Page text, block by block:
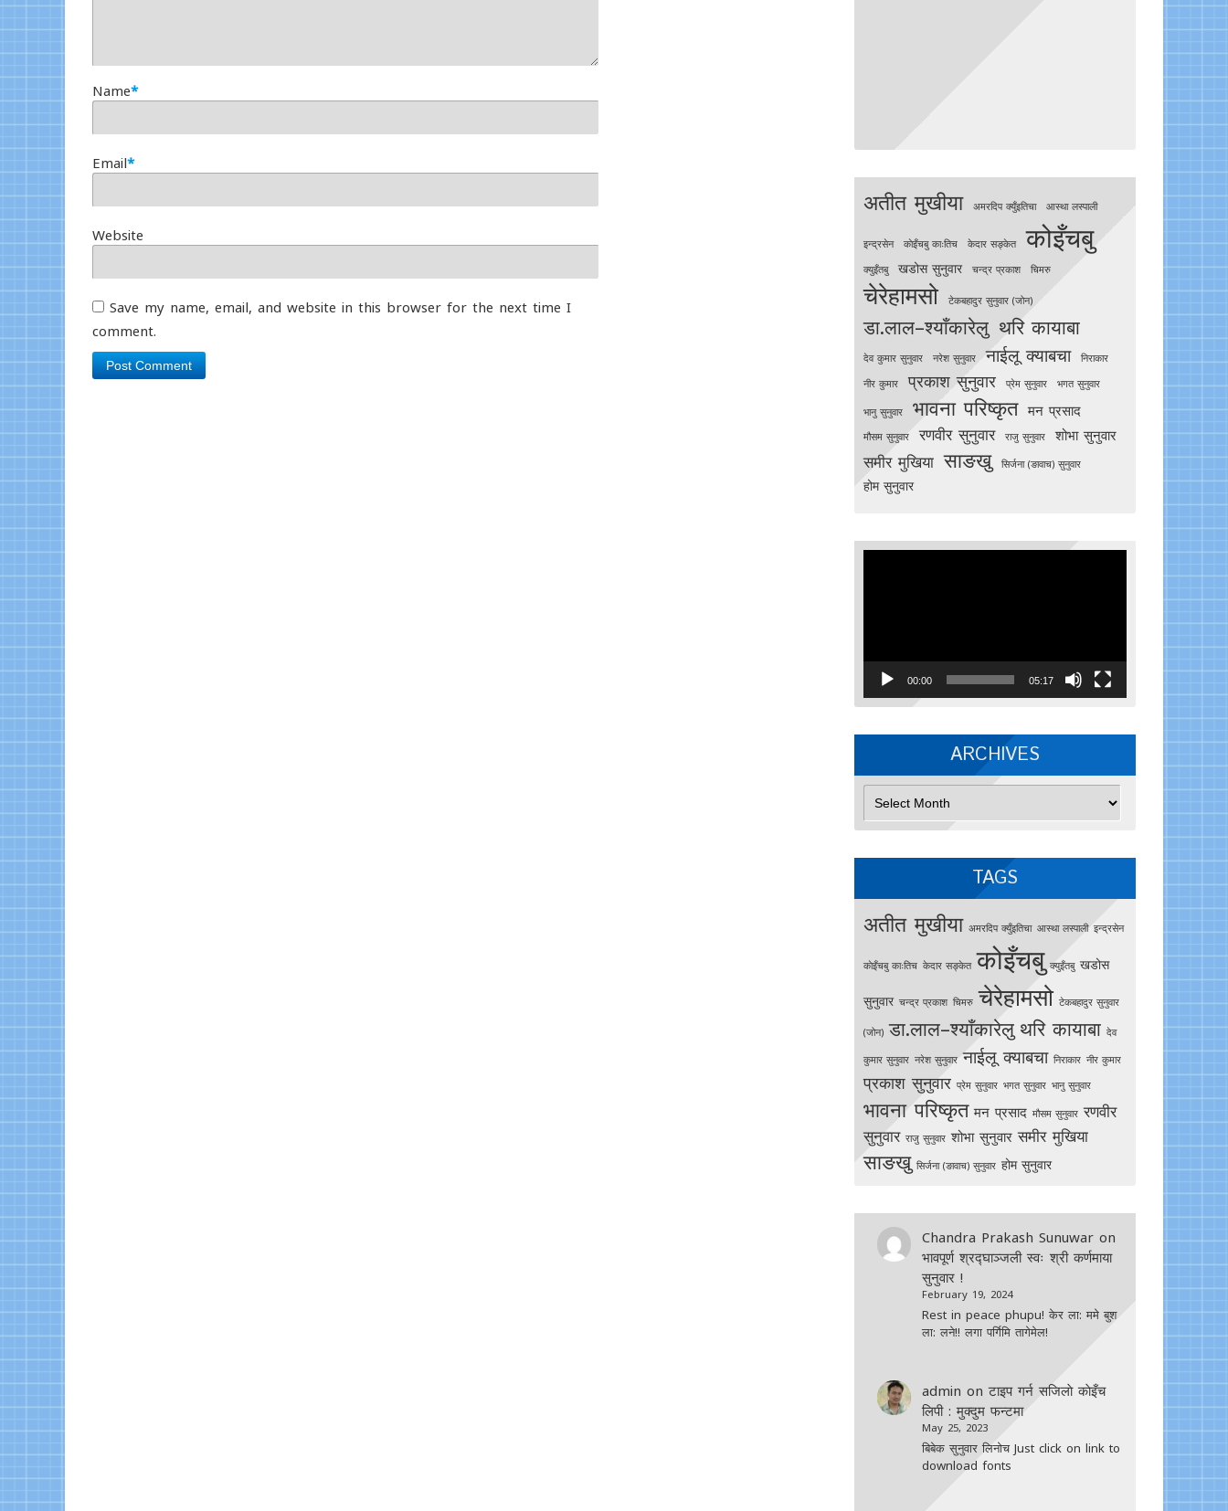
Name*
Email*
Website
Save my name, email, and website in this browser for the next time I
comment.
अतीत मुखीया अमरदिप क्युँइतिचा आस्था लस्पाली
इन्द्रसेन काेइँचबु काःतिच केदार सङ्केत कोइँचबु
क्युइँतबु खडोस सुनुवार चन्द्र प्रकाश चिमरु
चेरेहामसो टेकबहादुर सुनुवार (जोन)
डा.लाल–श्याँकारेलु थरि कायाबा
देव कुमार सुनुवार नरेश सुनुवार नाईलू क्याबचा
निराकार
नीर कुमार
प्रकाश सुनुवार प्रेम सुनुवार भगत सुनुवार
भानु सुनुवार भावना परिष्कृत मन प्रसाद
मौसम सुनुवार रणवीर सुनुवार राजु सुनुवार शोभा सुनुवार
समीर मुखिया साङखु सिर्जना (ङावाच) सुनुवार
होम सुनुवार
00:00 05:17
ARCHIVES
Archives
TAGS
अतीत मुखीया अमरदिप क्युँइतिचा आस्था लस्पाली इन्द्रसेन
काेइँचबु काःतिच केदार सङ्केत कोइँचबु क्युइँतबु खडोस
सुनुवार चन्द्र प्रकाश चिमरु चेरेहामसो टेकबहादुर सुनुवार
(जोन) डा.लाल–श्याँकारेलु थरि कायाबा देव
कुमार सुनुवार नरेश सुनुवार नाईलू क्याबचा निराकार नीर कुमार
प्रकाश सुनुवार प्रेम सुनुवार भगत सुनुवार भानु सुनुवार
भावना परिष्कृत मन प्रसाद मौसम सुनुवार रणवीर
सुनुवार राजु सुनुवार शोभा सुनुवार समीर मुखिया
साङखु सिर्जना (ङावाच) सुनुवार होम सुनुवार
Chandra Prakash Sunuwaron
भावपूर्ण श्रद्घाञ्जली स्वः श्री कर्णमाया
सुनुवार !
February 19, 2024
Rest in peace phupu! केर ला: ममे बुश
ला: लने!! लगा पर्गिमि तागेमेल!
admin onटाइप गर्न सजिलाे काेइँच
लिपी : मुक्दुम फन्टमा
May 25, 2023
बिबेक सुनुवार लिनोच Just click on link to
download fonts